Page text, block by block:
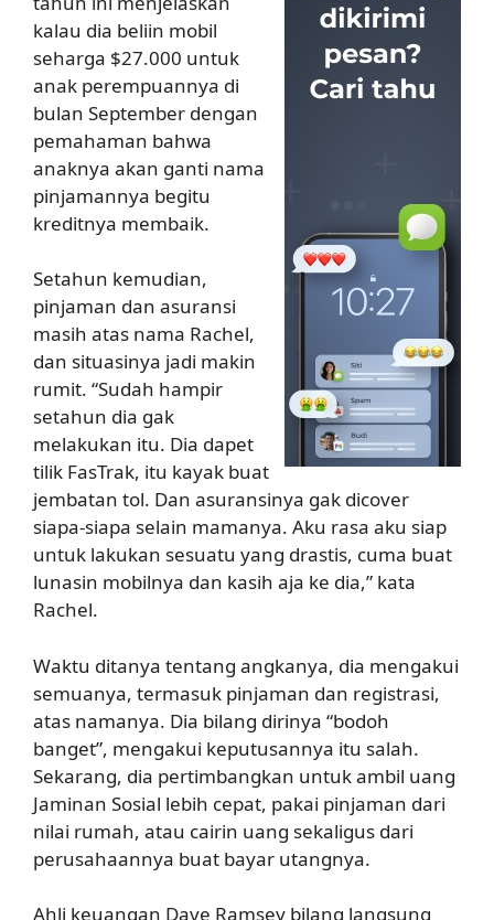
kalau dia beliin mobil
seharga $27.000 untuk
anak perempuannya di
bulan September dengan
pemahaman bahwa
anaknya akan ganti nama
pinjamannya begitu
kreditnya membaik.
Setahun kemudian,
pinjaman dan asuransi
masih atas nama Rachel,
dan situasinya jadi makin
rumit. “Sudah hampir
setahun dia gak
melakukan itu. Dia dapet
tilik FasTrak, itu kayak buat
jembatan tol. Dan asuransinya gak dicover
siapa-siapa selain mamanya. Aku rasa aku siap
untuk lakukan sesuatu yang drastis, cuma buat
lunasin mobilnya dan kasih aja ke dia,” kata
Rachel.
Waktu ditanya tentang angkanya, dia mengakui
semuanya, termasuk pinjaman dan registrasi,
atas namanya. Dia bilang dirinya “bodoh
banget”, mengakui keputusannya itu salah.
Sekarang, dia pertimbangkan untuk ambil uang
Jaminan Sosial lebih cepat, pakai pinjaman dari
nilai rumah, atau cairin uang sekaligus dari
perusahaannya buat bayar utangnya.
Ahli keuangan Dave Ramsey bilang langsung